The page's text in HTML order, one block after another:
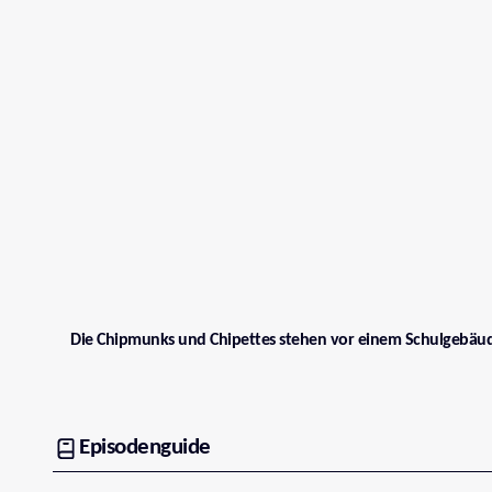
Die Chipmunks und Chipettes stehen vor einem
Episodenguide